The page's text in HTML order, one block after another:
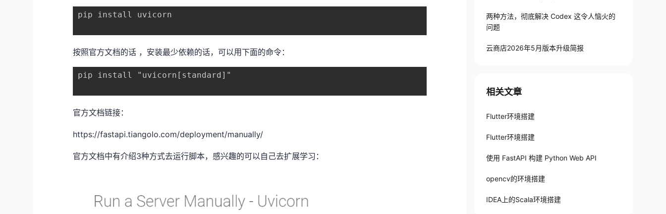
pip install uvicorn
按照官方文档的话 ，安装最少依赖的话，可以用下面的命令：
pip install "uvicorn[standard]"
官方文档链接：
https://fastapi.tiangolo.com/deployment/manually/
官方文档中有介绍3种方式去运行脚本，感兴趣的可以自己去扩展学习：
两种方法，彻底解决 Codex 这令人恼火的
问题
云商店2026年5月版本升级简报
相关文章
Flutter环境搭建
Flutter环境搭建
使用 FastAPI 构建 Python Web API
opencv的环境搭建
IDEA上的Scala环境搭建